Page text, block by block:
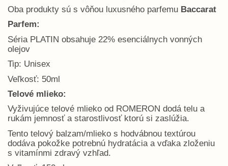
Oba produkty sú s vôňou luxusného parfemu Baccarat
Parfem:
Séria PLATIN obsahuje 22% esenciálnych vonných
olejov
Tip: Unisex
Veľkosť: 50ml
Telové mlieko:
Vyživujúce telové mlieko od ROMERON dodá telu a
rukám jemnosť a starostlivosť ktorú si zaslúžia.
Tento telový balzam/mlieko s hodvábnou textúrou
dodáva pokožke potrebnú hydratácia a vďaka zloženiu
s vitamínmi zdravý vzhľad.